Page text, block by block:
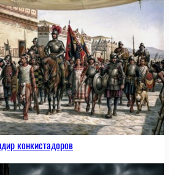
конкистадоров